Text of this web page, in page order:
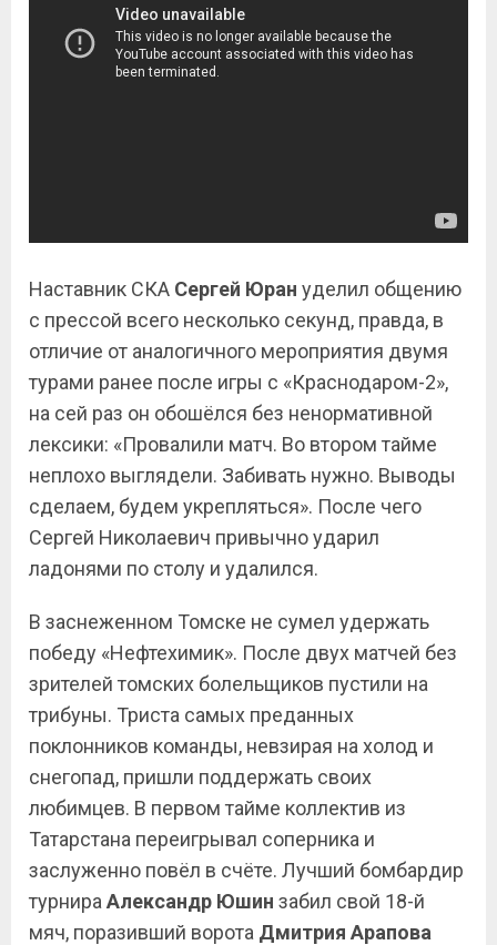
Наставник СКА Сергей Юран уделил общению
с прессой всего несколько секунд, правда, в
отличие от аналогичного мероприятия двумя
турами ранее после игры с «Краснодаром-2»,
на сей раз он обошёлся без ненормативной
лексики: «Провалили матч. Во втором тайме
неплохо выглядели. Забивать нужно. Выводы
сделаем, будем укрепляться». После чего
Сергей Николаевич привычно ударил
ладонями по столу и удалился.
В заснеженном Томске не сумел удержать
победу «Нефтехимик». После двух матчей без
зрителей томских болельщиков пустили на
трибуны. Триста самых преданных
поклонников команды, невзирая на холод и
снегопад, пришли поддержать своих
любимцев. В первом тайме коллектив из
Татарстана переигрывал соперника и
заслуженно повёл в счёте. Лучший бомбардир
турнира Александр Юшин забил свой 18-й
мяч, поразивший ворота Дмитрия Арапова